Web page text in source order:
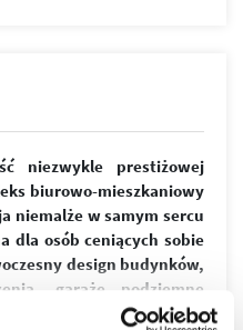
niezwykle prestiżowej
biurowo-mieszkaniowy
niemalże w samym sercu
dla osób ceniących sobie
design budynków,
garaże podziemne
wymagających